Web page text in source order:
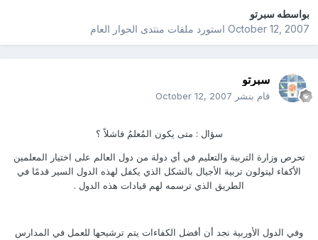
بواسطهسبرتو
October 12, 2007استورد ملفات منتدى الحوار العام
سبرتو
قام بنشر October 12, 2007
سؤال : متى يكون المُعلمُ فاشلاً ؟
تحرص وزارة التربية والتعليم في أي دولة من دول العالم على اختيار المعلمين
الأكفاء ليتولون تربية الأجيال بالشكل الذي يكفل لهذه الدول السير قدمًا في
الطريق الذي ترسمه لهم قيادات هذه الدول .
وفي الدول الأوربية نجد أن أفضل الكفاءات يتم ترشيحها للعمل في المدارس